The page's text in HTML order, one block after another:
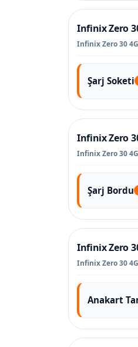
Infinix Zero
Infinix Zero 30
Şarj Soketi
Infinix Zero
Infinix Zero 30
Şarj Bordu
Infinix Zero
Infinix Zero 30
Anakart